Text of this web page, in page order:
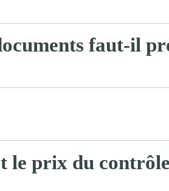
faut-il
le prix du